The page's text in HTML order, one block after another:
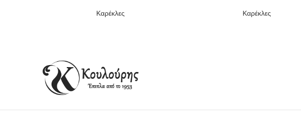
Καρέκλες Καρέκλες